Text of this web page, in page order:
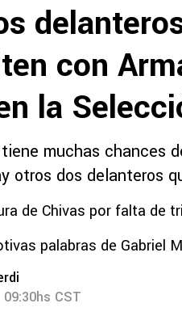
con
la
muchas chances
otros dos delanteros
de Chivas por falta de
palabras de Gabriel
CST